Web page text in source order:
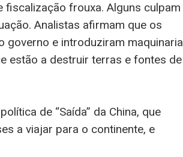
frouxa. Alguns culpam
Analistas afirmam que os
governo e introduziram maquinaria
estão a destruir terras e fontes de
de “Saída” da China, que
a viajar para o continente, e